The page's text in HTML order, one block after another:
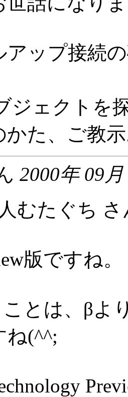
アップ接続
ジェクトを
かた、ご教
2000年 09
むたぐち さ
版ですね。
とは、βよ
ね(^^;